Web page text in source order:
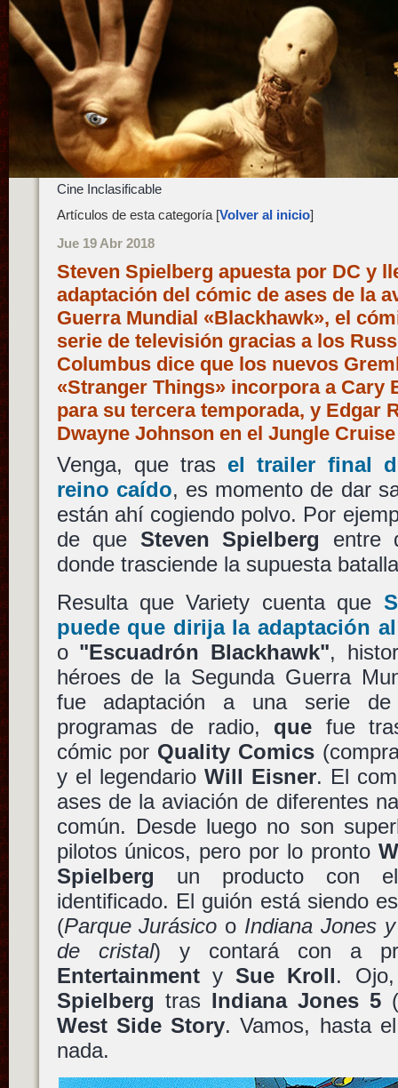
Cine Inclasificable
Artículos de esta categoría [Volver al inicio]
Jue 19 Abr 2018
Steven Spielberg apuesta por DC y
adaptación del cómic de ases de la
Guerra Mundial «Blackhawk», el
serie de televisión gracias a los
Columbus dice que los nuevos
«Stranger Things» incorpora a Cary
para su tercera temporada, y Edgar
Dwayne Johnson en el Jungle
Venga, que tras el trailer final
reino caído, es momento de dar
están ahí cogiendo polvo. Por
de que Steven Spielberg entre
donde trasciende la supuesta
Resulta que Variety cuenta que
puede que dirija la adaptación
o "Escuadrón Blackhawk",
héroes de la Segunda Guerra
fue adaptación a una serie
programas de radio, que fue
cómic por Quality Comics
y el legendario Will Eisner. El
ases de la aviación de diferentes
común. Desde luego no son
pilotos únicos, pero por lo pronto
Spielberg un producto con
identificado. El guión está siendo
(Parque Jurásico o Indiana Jones
de cristal) y contará con a
EntertainmentySue Kroll.
Spielberg tras Indiana Jones 5
West Side Story. Vamos, hasta
nada.